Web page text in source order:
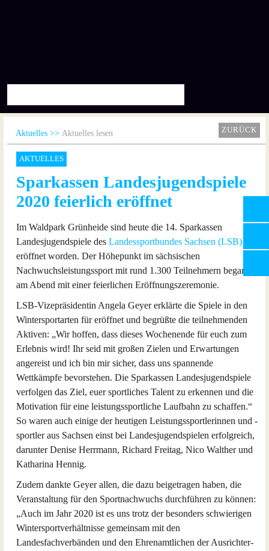
ZURÜCK
Aktuelles Aktuelles lesen
AKTUELLES
Sparkassen Landesjugendspiele
2020 feierlich eröffnet
Im Waldpark Grünheide sind heute die 14. Sparkassen
Landesjugendspiele des Landessportbundes Sachsen (LSB)
eröffnet worden. Der Höhepunkt im sächsischen
Nachwuchsleistungssport mit rund 1.300 Teilnehmern begann
am Abend mit einer feierlichen Eröffnungszeremonie.
LSB-Vizepräsidentin Angela Geyer erklärte die Spiele in den
Wintersportarten für eröffnet und begrüßte die teilnehmenden
Aktiven: „Wir hoffen, dass dieses Wochenende für euch zum
Erlebnis wird! Ihr seid mit großen Zielen und Erwartungen
angereist und ich bin mir sicher, dass uns spannende
Wettkämpfe bevorstehen. Die Sparkassen Landesjugendspiele
verfolgen das Ziel, euer sportliches Talent zu erkennen und die
Motivation für eine leistungssportliche Laufbahn zu schaffen.“
So waren auch einige der heutigen Leistungssportlerinnen und -
sportler aus Sachsen einst bei Landesjugendspielen erfolgreich,
darunter Denise Herrmann, Richard Freitag, Nico Walther und
Katharina Hennig.
Zudem dankte Geyer allen, die dazu beigetragen haben, die
Veranstaltung für den Sportnachwuchs durchführen zu können:
„Auch im Jahr 2020 ist es uns trotz der besonders schwierigen
Wintersportverhältnisse gemeinsam mit den
Landesfachverbänden und den Ehrenamtlichen der Ausrichter-